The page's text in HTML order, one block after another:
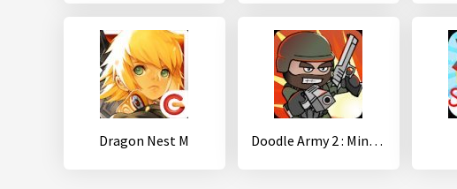
Dragon Nest M Doodle Army 2 : Mini Militia